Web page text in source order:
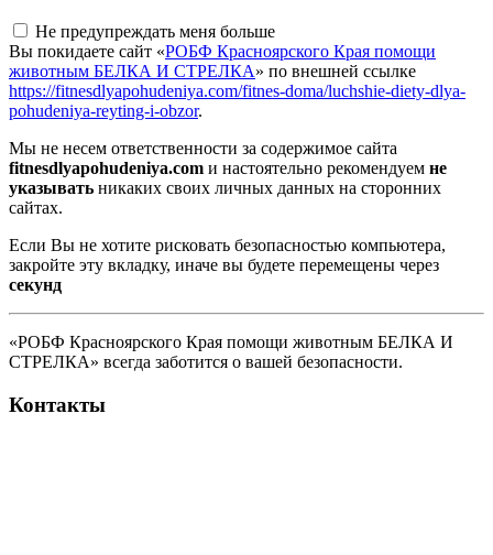
Не предупреждать меня больше
Вы покидаете сайт «РОБФ Красноярского Края помощи
животным БЕЛКА И СТРЕЛКА» по внешней ссылке
https://fitnesdlyapohudeniya.com/fitnes-doma/luchshie-diety-dlya-
pohudeniya-reyting-i-obzor.
Мы не несем ответственности за содержимое сайта
fitnesdlyapohudeniya.com и настоятельно рекомендуем не
указывать никаких своих личных данных на сторонних
сайтах.
Если Вы не хотите рисковать безопасностью компьютера,
закройте эту вкладку, иначе вы будете перемещены через
секунд
«РОБФ Красноярского Края помощи животным БЕЛКА И
СТРЕЛКА» всегда заботится о вашей безопасности.
Контакты